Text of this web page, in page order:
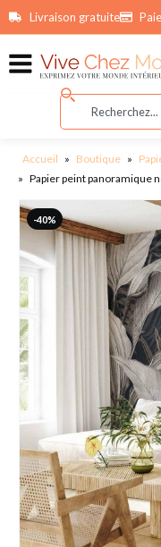
principalLivraison gratuite
Accueil » Boutique »
» Papier peint panoramique
-40%